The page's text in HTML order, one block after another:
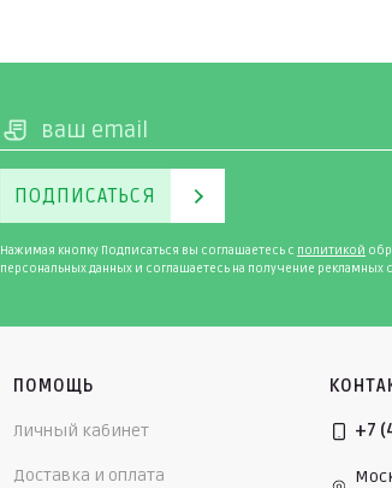
ПОДПИСАТЬСЯ
Нажимая кнопку Подписаться вы соглашаетесь с политикой
персональных данных и соглашаетесь на получение
ПОМОЩЬ
Личный кабинет
Доставка и оплата
+7